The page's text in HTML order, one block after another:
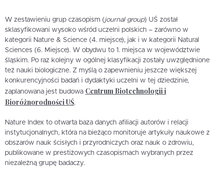
W zestawieniu grup czasopism (journal group) UŚ został
sklasyfikowani wysoko wśród uczelni polskich – zarówno w
kategorii Nature & Science (4. miejsce), jak i w kategorii Natural
Sciences (6. Miejsce). W obydwu to 1. miejsca w województwie
śląskim. Po raz kolejny w ogólnej klasyfikacji zostały uwzględnione
też nauki biologiczne. Z myślą o zapewnieniu jeszcze większej
konkurencyjności badań i dydaktyki uczelni w tej dziedzinie,
zaplanowana jest budowa Centrum Biotechnologii i
Bioróżnorodności UŚ.
Nature Index to otwarta baza danych afiliacji autorów i relacji
instytucjonalnych, która na bieżąco monitoruje artykuły naukowe z
obszarów nauk ścisłych i przyrodniczych oraz nauk o zdrowiu,
publikowane w prestiżowych czasopismach wybranych przez
niezależną grupę badaczy.